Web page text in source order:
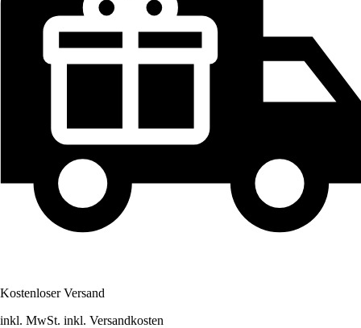
Kostenloser Versand
inkl. MwSt. inkl. Versandkosten